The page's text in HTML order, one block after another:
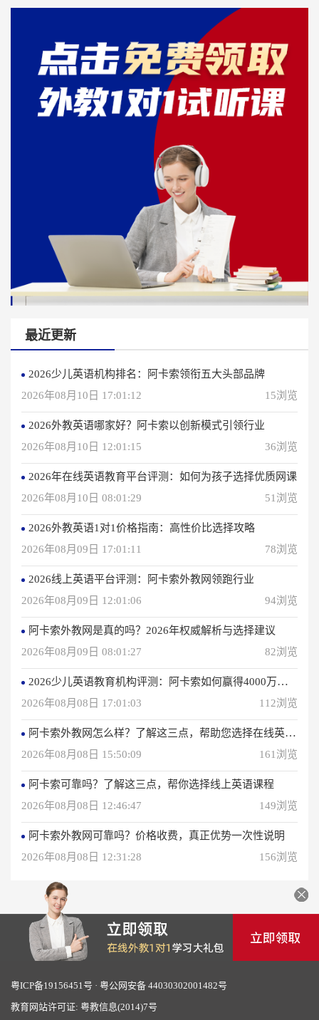
最近更新
2026少儿英语机构排名：阿卡索领衔五大头部品牌
2026年08月10日 17:01:12
15浏览
2026外教英语哪家好？阿卡索以创新模式引领行业
2026年08月10日 12:01:15
36浏览
2026年在线英语教育平台评测：如何为孩子选择优质网课
2026年08月10日 08:01:29
51浏览
2026外教英语1对1价格指南：高性价比选择攻略
2026年08月09日 17:01:11
78浏览
2026线上英语平台评测：阿卡索外教网领跑行业
2026年08月09日 12:01:06
94浏览
阿卡索外教网是真的吗？2026年权威解析与选择建议
2026年08月09日 08:01:27
82浏览
2026少儿英语教育机构评测：阿卡索如何赢得4000万用户信赖？
2026年08月08日 17:01:03
112浏览
阿卡索外教网怎么样？了解这三点，帮助您选择在线英语学习方法
2026年08月08日 15:50:09
161浏览
阿卡索可靠吗？了解这三点，帮你选择线上英语课程
2026年08月08日 12:46:47
149浏览
阿卡索外教网可靠吗？价格收费，真正优势一次性说明
2026年08月08日 12:31:28
156浏览
粤ICP备19156451号 · 粤公网安备 44030302001482号
教育网站许可证: 粤教信息(2014)7号